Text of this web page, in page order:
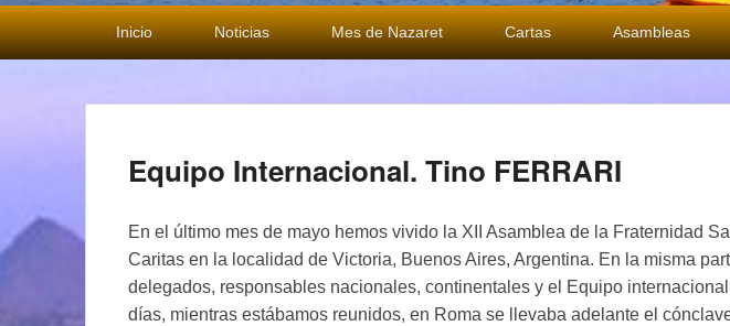
Menú
principal
Inicio Noticias Mes de Nazaret Cartas Asambleas
Equipo Internacional. Tino FERRARI
En el último mes de mayo hemos vivido la XII Asamblea de la Fraternidad
Caritas en la localidad de Victoria, Buenos Aires, Argentina. En la misma
delegados, responsables nacionales, continentales y el Equipo
días, mientras estábamos reunidos, en Roma se llevaba adelante el